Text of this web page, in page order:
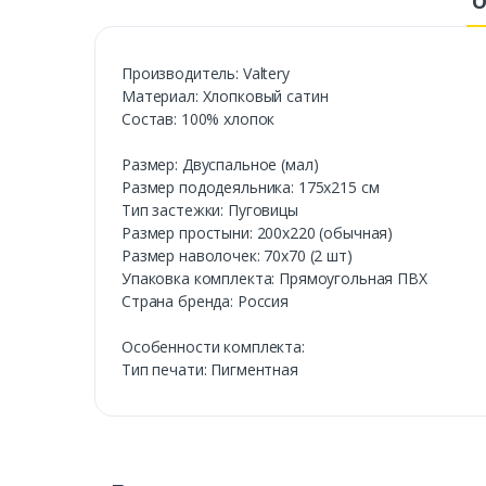
Производитель: Valtery
Материал: Хлопковый сатин
Состав: 100% хлопок
Размер: Двуспальное (мал)
Размер пододеяльника: 175х215 см
Тип застежки: Пуговицы
Размер простыни: 200х220 (обычная)
Размер наволочек: 70х70 (2 шт)
Упаковка комплекта: Прямоугольная ПВХ
Страна бренда: Россия
Особенности комплекта:
Тип печати: Пигментная